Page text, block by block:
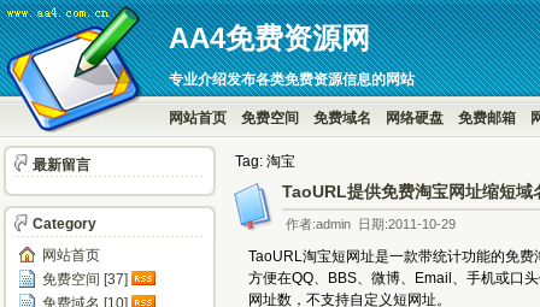
AA4免费资源网
专业介绍发布各类免费资源信息的网站
网站首页 免费空间 免费域名 网络硬盘 免费邮箱
Tag: 淘宝
TaoURL提供免费淘宝网址缩短域
作者:admin 日期:2011-10-29
TaoURL淘宝短网址是一款带统计功能的免
方便在QQ、BBS、微博、Email、手机或口
网址数，不支持自定义短网址。
最新留言
Category
网站首页
免费空间 [37]
免费域名 [10]